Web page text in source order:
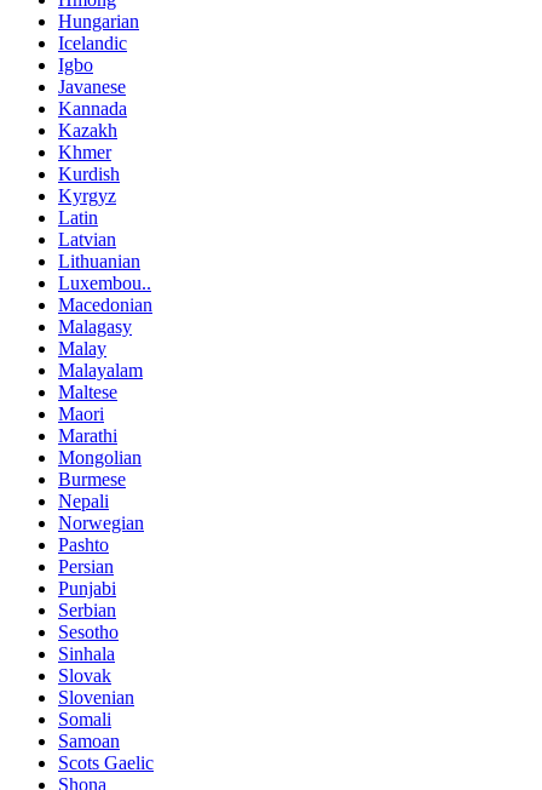
Hungarian
Icelandic
Igbo
Javanese
Kannada
Kazakh
Khmer
Kurdish
Kyrgyz
Latin
Latvian
Lithuanian
Luxembou..
Macedonian
Malagasy
Malay
Malayalam
Maltese
Maori
Marathi
Mongolian
Burmese
Nepali
Norwegian
Pashto
Persian
Punjabi
Serbian
Sesotho
Sinhala
Slovak
Slovenian
Somali
Samoan
Scots Gaelic
Shona